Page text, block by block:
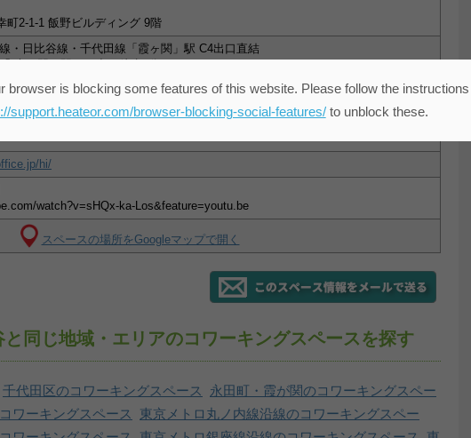
町2-1-1 飯野ビルディング 9階
・日比谷線・千代田線「霞ヶ関」駅 C4出口直結
虎ノ門」駅 10出口徒歩3分
内幸町」駅 A6出口より日比谷シティ経由で直結
「 桜田門」駅 4出口徒歩10分
線・東海道線・横須賀線、都営地下鉄浅草線、ゆりかもめ「 新橋」駅 徒歩10分
hi/
watch?v=sHQx-ka-Los&feature=youtu.be
スペースの場所をGoogleマップで開く
同じ地域・エリアのコワーキングスペースを探す
千代田区のコワーキングスペース
永田町・霞が関のコワーキングスペー
ワーキングスペース
東京メトロ丸ノ内線沿線のコワーキングスペー
browser is blocking some features of this website. Please follow the
support.heateor.com/browser-blocking-social-features/to unblock these.